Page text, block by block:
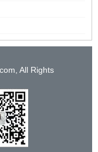
All Rights